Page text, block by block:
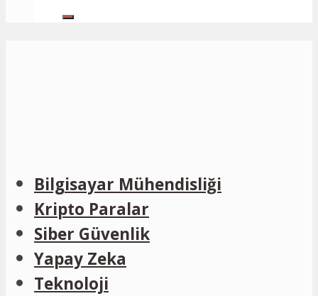
Bilgisayar Mühendisliği
Kripto Paralar
Siber Güvenlik
Yapay Zeka
Teknoloji